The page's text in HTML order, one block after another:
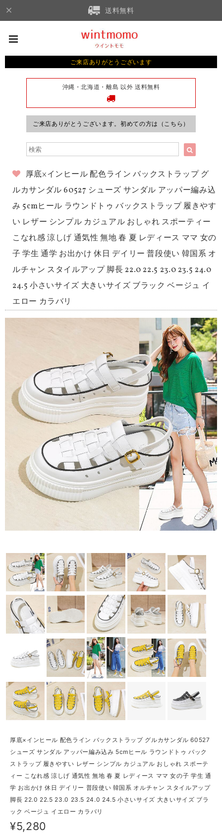
送料無料
ご来店ありがとうございます
沖縄・北海道・離島 以外 送料無料
ご来店ありがとうございます。初めての方は（こちら）
厚底×インヒール 配色ライン バックストラップ グ
ルカサンダル 60527 シューズ サンダル アッパー編み込
み 5cmヒール ラウンドトゥ バックストラップ 履きやす
い レザー シンプル カジュアル おしゃれ スポーティー
こなれ感 涼しげ 通気性 無地 春 夏 レディース ママ 女の
子 学生 通学 お出かけ 休日 デイリー 普段使い 韓国系 オ
ルチャン スタイルアップ 脚長 22.0 22.5 23.0 23.5 24.0
24.5 小さいサイズ 大きいサイズ ブラック ベージュ イ
エロー カラバリ
厚底×インヒール 配色ライン バックストラップ グルカサンダル 60527
シューズ サンダル アッパー編み込み 5cmヒール ラウンドトゥ バック
ストラップ 履きやすい レザー シンプル カジュアル おしゃれ スポーテ
ィー こなれ感 涼しげ 通気性 無地 春 夏 レディース ママ 女の子 学生 通
学 お出かけ 休日 デイリー 普段使い 韓国系 オルチャン スタイルアップ
脚長 22.0 22.5 23.0 23.5 24.0 24.5 小さいサイズ 大きいサイズ ブラ
ック ベージュ イエロー カラバリ
¥5,280